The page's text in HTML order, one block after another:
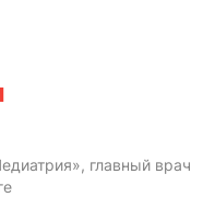
главный врач